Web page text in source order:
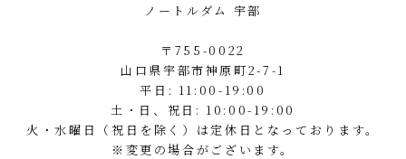
ノートルダム 宇部
〒755-0022
山口県宇部市神原町2-7-1
平日: 11:00-19:00
土・日、祝日: 10:00-19:00
火・水曜日（祝日を除く）は定休日となっております。
※変更の場合がございます。